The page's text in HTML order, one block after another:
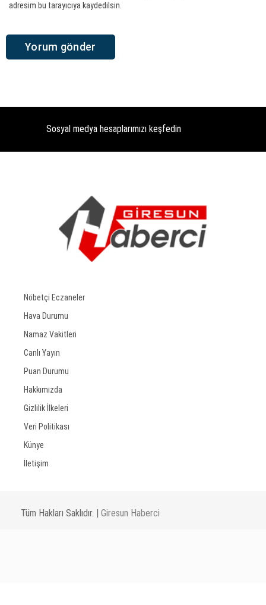
adresim bu tarayıcıya kaydedilsin.
Sosyal medya hesaplarımızı keşfedin
Nöbetçi Eczaneler
Hava Durumu
Namaz Vakitleri
Canlı Yayın
Puan Durumu
Hakkımızda
Gizlilik İlkeleri
Veri Politikası
Künye
İletişim
Tüm Hakları Saklıdır. | Giresun Haberci